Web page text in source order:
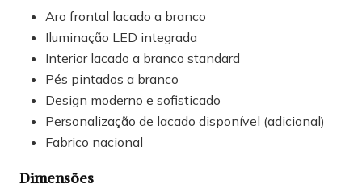
Aro frontal lacado a branco
Iluminação LED integrada
Interior lacado a branco standard
Pés pintados a branco
Design moderno e sofisticado
Personalização de lacado disponível (adicional)
Fabrico nacional
Dimensões